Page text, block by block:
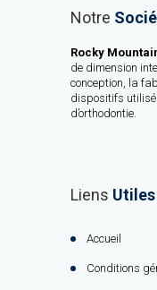
Notre
Rocky
de dimension
conception, la
dispositifs
d’orthodontie.
Liens Utiles
Accueil
Conditions